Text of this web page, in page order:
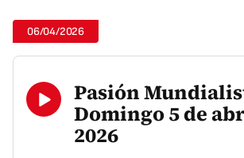
06/04/2026
Pasión
Domingo 5 de
2026